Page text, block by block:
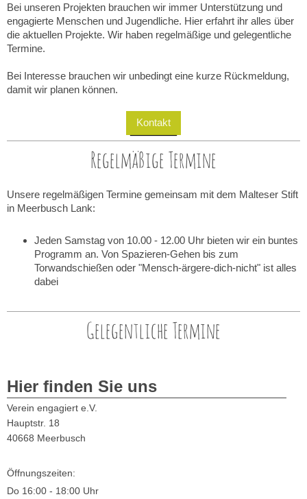
Bei unseren Projekten brauchen wir immer Unterstützung und
engagierte Menschen und Jugendliche. Hier erfahrt ihr alles über
die aktuellen Projekte. Wir haben regelmäßige und gelegentliche
Termine.
Bei Interesse brauchen wir unbedingt eine kurze Rückmeldung,
damit wir planen können.
Kontakt
Regelmäßige Termine
Unsere regelmäßigen Termine gemeinsam mit dem Malteser Stift
in Meerbusch Lank:
Jeden Samstag von 10.00 - 12.00 Uhr bieten wir ein buntes
Programm an. Von Spazieren-Gehen bis zum
Torwandschießen oder "Mensch-ärgere-dich-nicht" ist alles
dabei
Gelegentliche Termine
Hier finden Sie uns
Verein engagiert e.V.
Hauptstr. 18
40668 Meerbusch
Öffnungszeiten:
Do 16:00 - 18:00 Uhr